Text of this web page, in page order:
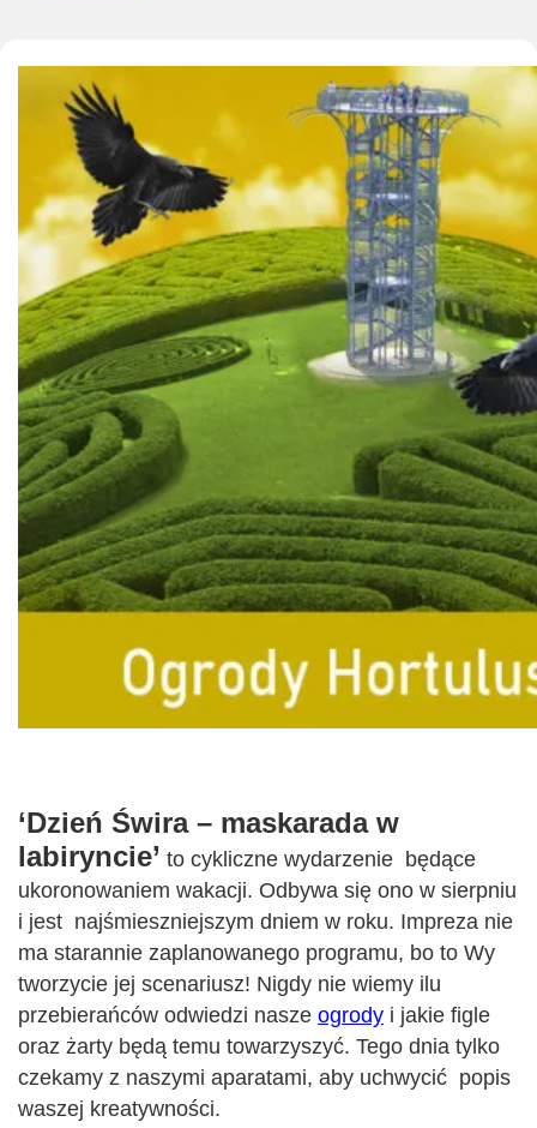
‘Dzień Świra – maskarada w
labiryncie’ to cykliczne wydarzenie będące
ukoronowaniem wakacji. Odbywa się ono w sierpniu
i jest najśmieszniejszym dniem w roku. Impreza nie
ma starannie zaplanowanego programu, bo to Wy
tworzycie jej scenariusz! Nigdy nie wiemy ilu
przebierańców odwiedzi nasze ogrody i jakie figle
oraz żarty będą temu towarzyszyć. Tego dnia tylko
czekamy z naszymi aparatami, aby uchwycić popis
waszej kreatywności.